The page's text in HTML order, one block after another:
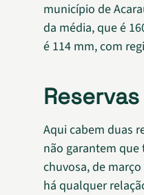
município de
da média, que é
é 114 mm, com
Aqui cabem duas
não garantem que
chuvosa, de
há qualquer